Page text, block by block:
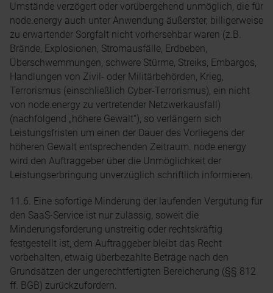
Umstände verzögert oder vorübergehend unmöglich, die für
node.energy auch unter Anwendung äußerster, billigerweise
zu erwartender Sorgfalt nicht vorhersehbar waren (z.B.
Brände, Explosionen, Stromausfälle, Erdbeben,
Überschwemmungen, schwere Stürme, Streiks, Embargos,
Handlungen von Zivil- oder Militärbehörden, Krieg,
Terrorismus (einschließlich Cyber-Terrorismus), ein nicht
von node.energy zu vertretender Netzwerkausfall)
(nachfolgend „höhere Gewalt“), so verlängern sich
Leistungsfristen um einen der Dauer des Vorliegens der
höheren Gewalt entsprechenden Zeitraum. node.energy
wird den Auftraggeber über die Unmöglichkeit der
Leistungserbringung unverzüglich schriftlich informieren.
11.6. Eine sofortige Minderung der laufenden Vergütung für
den SaaS-Service ist nur zulässig, soweit die
Minderungsforderung unstreitig oder rechtskräftig
festgestellt ist; dem Auftraggeber bleibt das Recht
vorbehalten, etwaig überbezahlte Beträge nach den
Grundsätzen der ungerechtfertigten Bereicherung (§§ 812
ff. BGB) zurückzufordern.